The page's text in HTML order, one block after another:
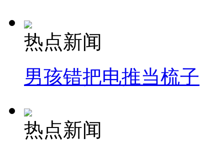
热点新闻
男孩错把电推当梳子
热点新闻